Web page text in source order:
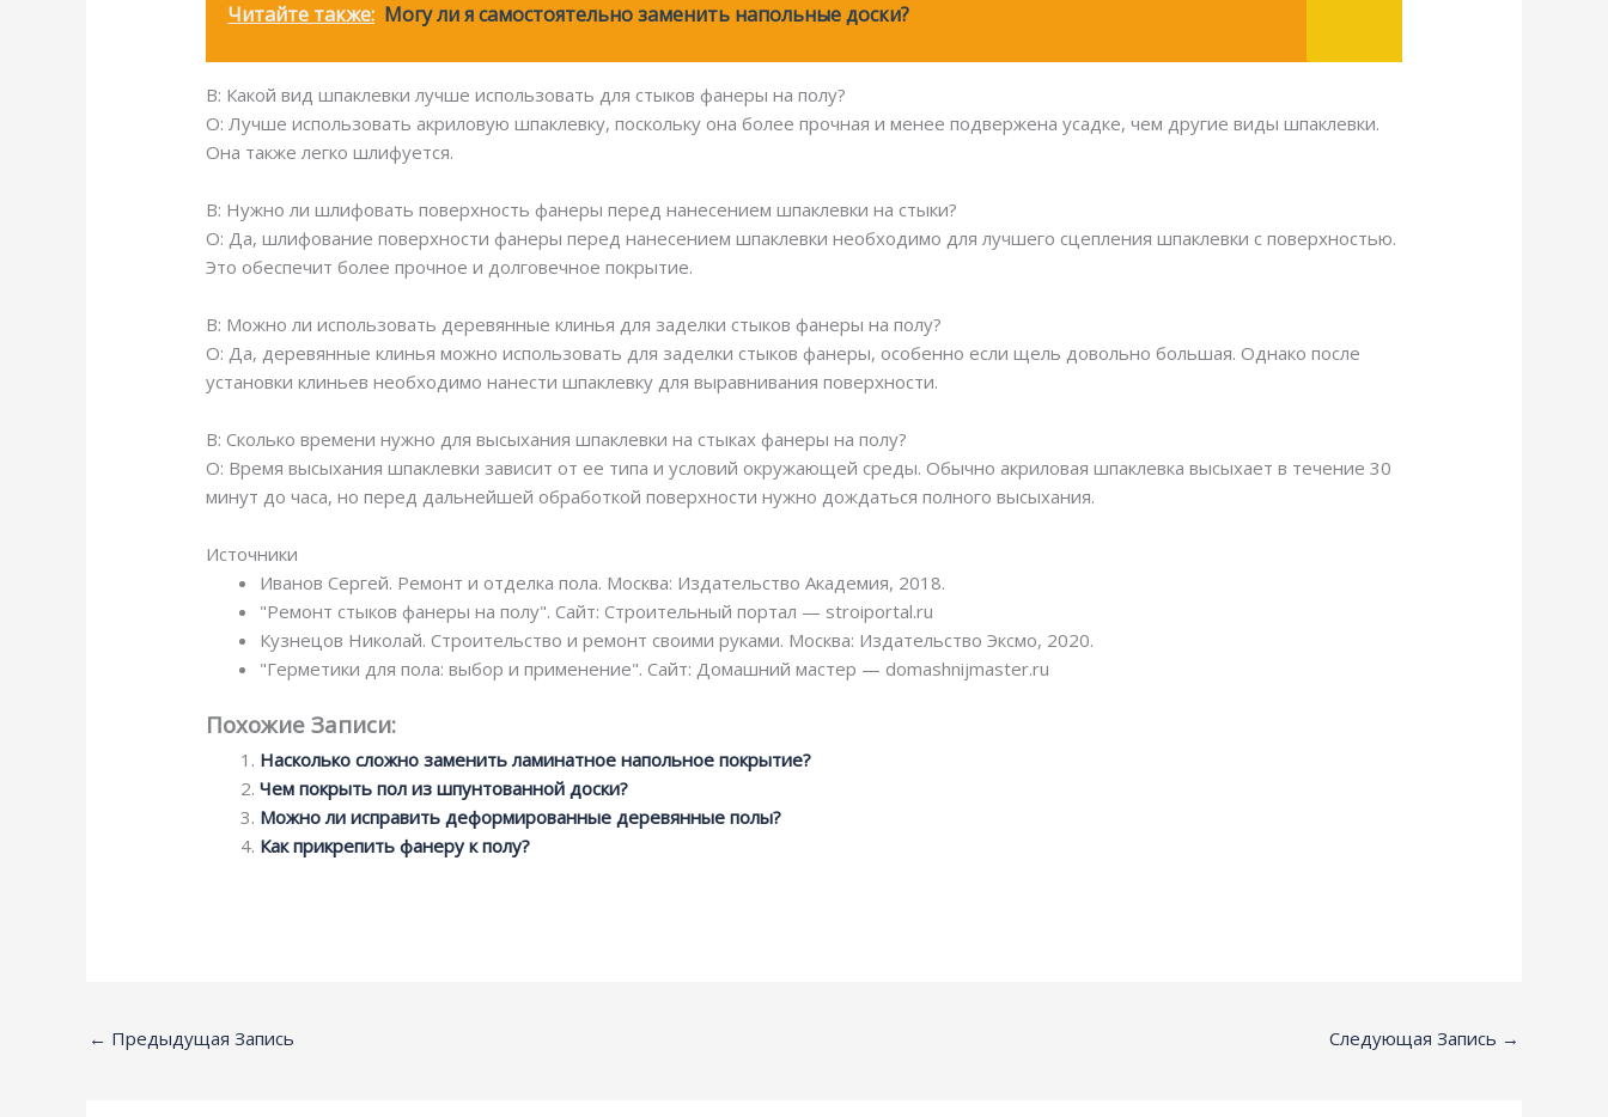
Читайте также: Могу ли я самостоятельно заменить напольные доски?
В: Какой вид шпаклевки лучше использовать для стыков фанеры на полу?
О: Лучше использовать акриловую шпаклевку, поскольку она более прочная и менее подвержена усадке, чем другие виды шпаклевки.
Она также легко шлифуется.
В: Нужно ли шлифовать поверхность фанеры перед нанесением шпаклевки на стыки?
О: Да, шлифование поверхности фанеры перед нанесением шпаклевки необходимо для лучшего сцепления шпаклевки с поверхностью.
Это обеспечит более прочное и долговечное покрытие.
В: Можно ли использовать деревянные клинья для заделки стыков фанеры на полу?
О: Да, деревянные клинья можно использовать для заделки стыков фанеры, особенно если щель довольно большая. Однако после
установки клиньев необходимо нанести шпаклевку для выравнивания поверхности.
В: Сколько времени нужно для высыхания шпаклевки на стыках фанеры на полу?
О: Время высыхания шпаклевки зависит от ее типа и условий окружающей среды. Обычно акриловая шпаклевка высыхает в течение 30
минут до часа, но перед дальнейшей обработкой поверхности нужно дождаться полного высыхания.
Источники
Иванов Сергей. Ремонт и отделка пола. Москва: Издательство Академия, 2018.
"Ремонт стыков фанеры на полу". Сайт: Строительный портал — stroiportal.ru
Кузнецов Николай. Строительство и ремонт своими руками. Москва: Издательство Эксмо, 2020.
"Герметики для пола: выбор и применение". Сайт: Домашний мастер — domashnijmaster.ru
Похожие Записи:
Насколько сложно заменить ламинатное напольное покрытие?
Чем покрыть пол из шпунтованной доски?
Можно ли исправить деформированные деревянные полы?
Как прикрепить фанеру к полу?
← Предыдущая Запись Следующая Запись →